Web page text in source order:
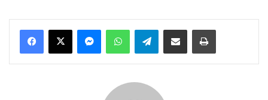
MessengerWhatsAppTelegramShare via Email Print